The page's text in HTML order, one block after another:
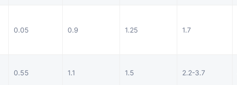
0.05 0.9 1.25 1.7
0.55 1.1 1.5 2.2-3.7